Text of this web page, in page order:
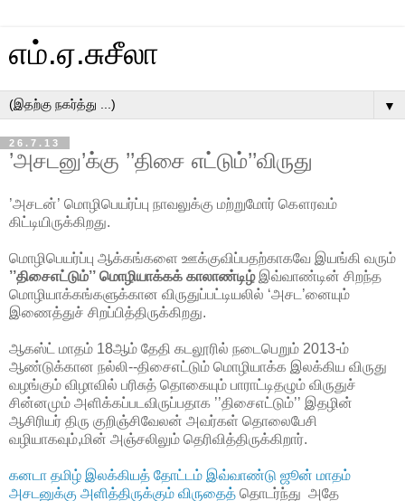
எம்.ஏ.சுசீலா
▼
26.7.13
’அசடனு’க்கு ’’திசை எட்டும்’’விருது
’அசடன்’ மொழிபெயர்ப்பு நாவலுக்கு மற்றுமோர் கௌரவம்
கிட்டியிருக்கிறது.
மொழிபெயர்ப்பு ஆக்கங்களை ஊக்குவிப்பதற்காகவே இயங்கி வரும்
’’திசைஎட்டும்’’ மொழியாக்கக் காலாண்டிழ் இவ்வாண்டின் சிறந்த
மொழியாக்கங்களுக்கான விருதுப்பட்டியலில் ‘அசட’னையும்
இணைத்துச் சிறப்பித்திருக்கிறது.
ஆகஸ்ட் மாதம் 18ஆம் தேதி கடலூரில் நடைபெறும் 2013-ம்
ஆண்டுக்கான நல்லி--திசைஎட்டும் மொழியாக்க இலக்கிய விருது
வழங்கும் விழாவில் பரிசுத் தொகையும் பாராட்டிதழும் விருதுச்
சின்னமும் அளிக்கப்படவிருப்பதாக ’’திசைஎட்டும்’’ இதழின்
ஆசிரியர் திரு குறிஞ்சிவேலன் அவர்கள் தொலைபேசி
வழியாகவும்,மின் அஞ்சலிலும் தெரிவித்திருக்கிறார்.
கனடா தமிழ் இலக்கியத் தோட்டம் இவ்வாண்டு ஜூன் மாதம்
அசடனுக்கு அளித்திருக்கும் விருதைத் தொடர்ந்து அதே